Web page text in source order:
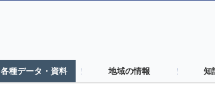
各種データ・資料 地域の情報 知